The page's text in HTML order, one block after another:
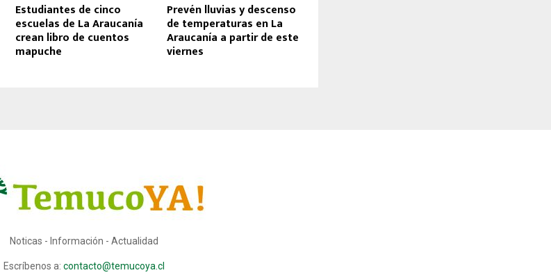
Estudiantes de cinco
escuelas de La Araucanía
crean libro de cuentos
mapuche
Prevén lluvias y descenso
de temperaturas en La
Araucanía a partir de este
viernes
Noticas - Información - Actualidad
Escríbenos a: contacto@temucoya.cl